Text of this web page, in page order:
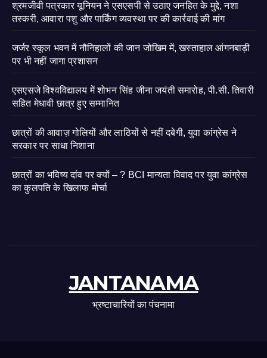
श्रमजीवी पत्रकार यूनियन ने एसएसपी से उठाए जनहित के मुद्दे, नशा
तस्करी, आवारा पशु और पार्किंग व्यवस्था पर की कार्रवाई की मांग
जर्जर स्कूल भवन में नौनिहालों की जान जोखिम में, खस्ताहाल आंगनबाड़ी
पर भी नहीं जागा प्रशासन
एसएसजे विश्वविद्यालय में शोभन सिंह जीना जयंती समारोह, पी.सी. तिवारी
सहित मेधावी छात्र हुए सम्मानित
छात्रों की आवाज़ गोलियों और लाठियों से नहीं दबेगी, युवा कांग्रेस ने
सरकार पर साधा निशाना
छात्रों का भविष्य दांव पर क्यों – ? BCI मान्यता विवाद पर युवा कांग्रेस
का कुलपति के खिलाफ मोर्चा
JANTANAMA
भ्रष्टाचारियों का पंचनामा